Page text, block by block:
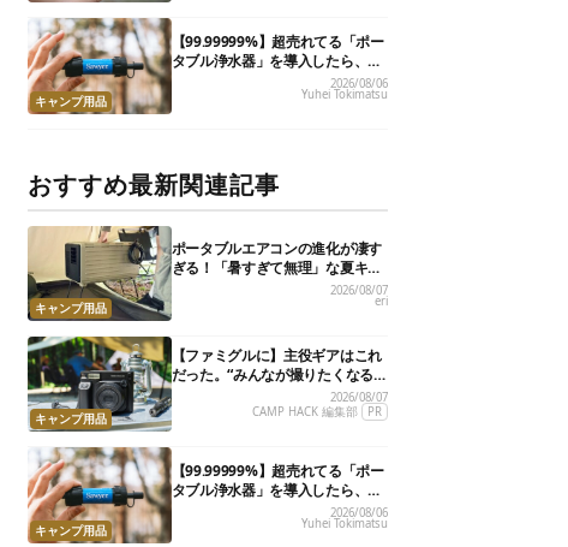
キャンプ用品
【99.99999%】超売れてる「ポー
タブル浄水器」を導入したら、防
災が明確に自分ごと化した2026/08/06
Yuhei Tokimatsu
おすすめ最新関連記事
キャンプ用品
ポータブルエアコンの進化が凄す
ぎる！「暑すぎて無理」な夏キャ
ンプを激変させる最新5選2026/08/07
eri
キャンプ用品
【ファミグルに】主役ギアはこれ
だった。“みんなが撮りたくなる
カメラ”が楽しすぎる！
2026/08/07
CAMP HACK 編集部
PR
キャンプ用品
【99.99999%】超売れてる「ポー
タブル浄水器」を導入したら、防
災が明確に自分ごと化した2026/08/06
Yuhei Tokimatsu